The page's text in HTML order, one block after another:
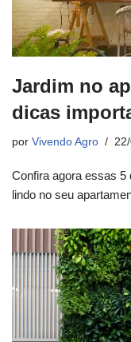
Jardim no
dicas
por Vivendo Agro
Confira agora essas 5
lindo no seu